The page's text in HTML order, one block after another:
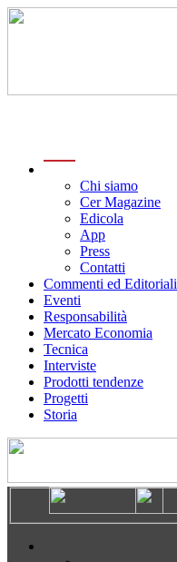
Chi siamo
Cer Magazine
Edicola
App
Press
Contatti
Commenti ed Editoriali
Eventi
Responsabilità
Mercato Economia
Tecnica
Interviste
Prodotti tendenze
Progetti
Storia